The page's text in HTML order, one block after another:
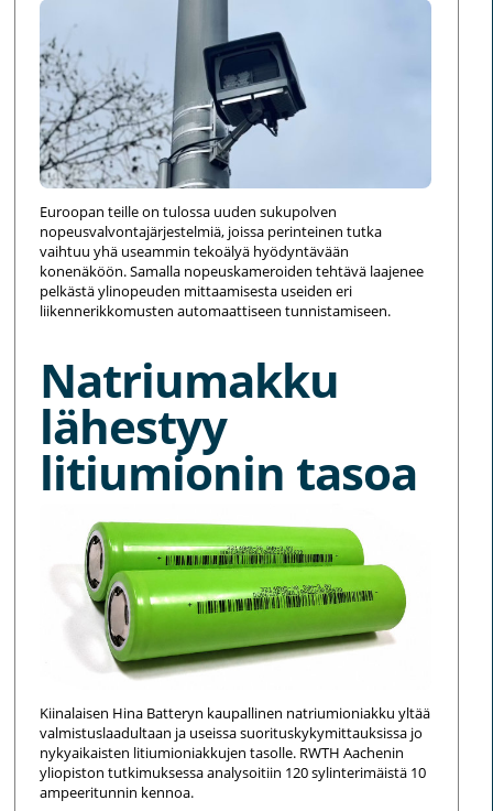
Euroopan teille on tulossa uuden sukupolven
nopeusvalvontajärjestelmiä, joissa perinteinen tutka
vaihtuu yhä useammin tekoälyä hyödyntävään
konenäköön. Samalla nopeuskameroiden tehtävä laajenee
pelkästä ylinopeuden mittaamisesta useiden eri
liikennerikkomusten automaattiseen tunnistamiseen.
Natriumakku
lähestyy
litiumionin tasoa
Kiinalaisen Hina Batteryn kaupallinen natriumioniakku yltää
valmistuslaadultaan ja useissa suorituskykymittauksissa jo
nykyaikaisten litiumioniakkujen tasolle. RWTH Aachenin
yliopiston tutkimuksessa analysoitiin 120 sylinterimäistä 10
ampeeritunnin kennoa.